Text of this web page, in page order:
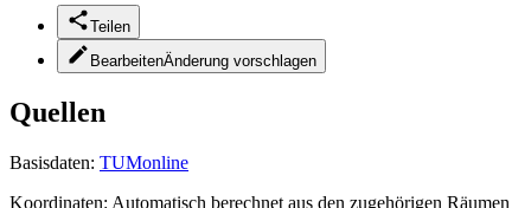
Teilen
BearbeitenÄnderung vorschlagen
Quellen
Basisdaten: TUMonline
Koordinaten: Automatisch berechnet aus den zugehörigen Räumen